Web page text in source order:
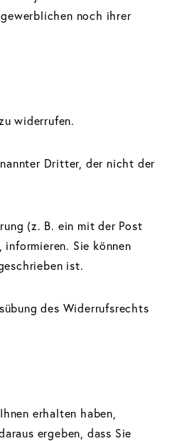
noch ihrer
widerrufen.
Dritter, der nicht der
(z. B. ein mit der Post
Sie können
ist.
des Widerrufsrechts
erhalten haben,
ergeben, dass Sie